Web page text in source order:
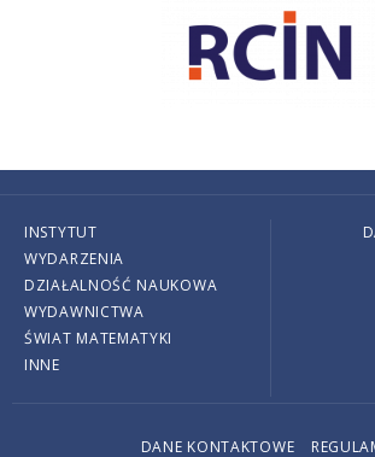
INSTYTUT
WYDARZENIA
DZIAŁALNOŚĆ NAUKOWA
WYDAWNICTWA
ŚWIAT MATEMATYKI
INNE
DANE KONTAKTOWE